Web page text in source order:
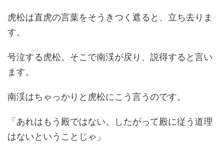
虎松は直虎の言葉をそうきつく遮ると、立ち去りま
す。
号泣する虎松。そこで南渓が戻り、説得すると言い
ます。
南渓はちゃっかりと虎松にこう言うのです。
「あれはもう殿ではない。したがって殿に従う道理
はないということじゃ」